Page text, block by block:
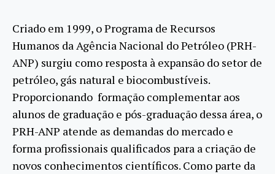
Criado em 1999, o Programa de Recursos
Humanos da Agência Nacional do Petróleo (PRH-
ANP) surgiu como resposta à expansão do setor de
petróleo, gás natural e biocombustíveis.
Proporcionando formação complementar aos
alunos de graduação e pós-graduação dessa área, o
PRH-ANP atende as demandas do mercado e
forma profissionais qualificados para a criação de
novos conhecimentos científicos. Como parte da